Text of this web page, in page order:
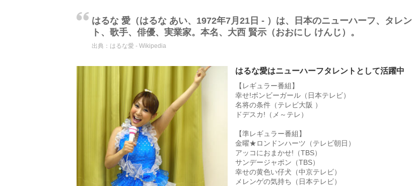
はるな 愛（はるな あい、1972年7月21日 - ）は、日本のニューハーフ、タレン
ト、歌手、俳優、実業家。本名、大西 賢示（おおにし けんじ）。
出典： はるな愛 - Wikipedia
はるな愛はニューハーフタレントとして活躍中
【レギュラー番組】
幸せ!ボンビーガール（日本テレビ）
名将の条件（テレビ大阪 ）
ドデスカ!（メ～テレ）
【準レギュラー番組】
金曜★ロンドンハーツ（テレビ朝日）
アッコにおまかせ!（TBS）
サンデージャポン（TBS）
幸せの黄色い仔犬（中京テレビ）
メレンゲの気持ち（日本テレビ）